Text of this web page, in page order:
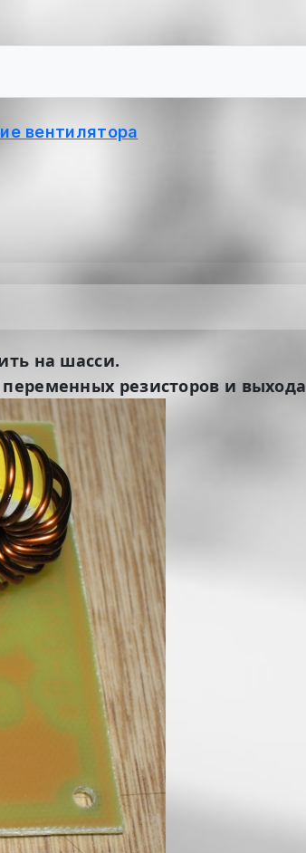
вентилятора
на шасси.
резисторов и выхода